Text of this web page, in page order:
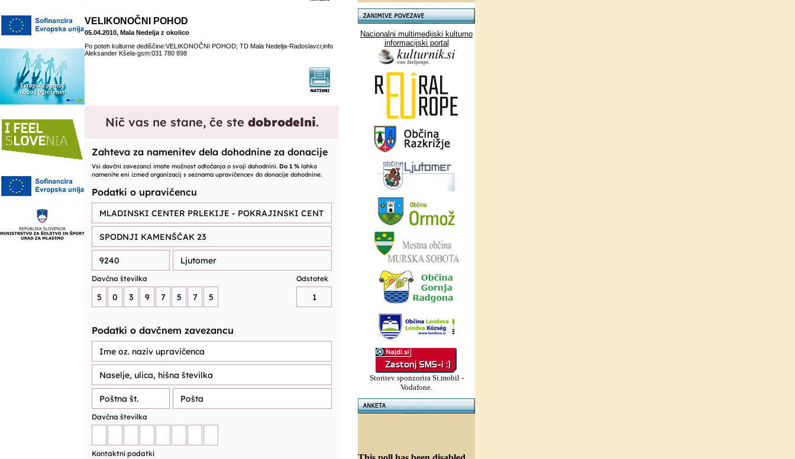
VELIKONOČNI POHOD
05.04.2010, Mala Nedelja z okolico
Po poteh kulturne dediščine:VELIKONOČNI POHOD; TD Mala Nedelja-Radoslavci;info
Aleksander Kšela-gsm:031 780 898
Nacionalni multimedijski kulturno
informacijski portal
Storitev sponzorira Si.mobil -
Vodafone.